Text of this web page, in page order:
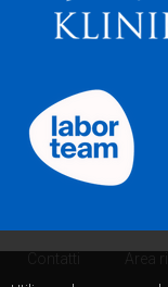
Contatti Area